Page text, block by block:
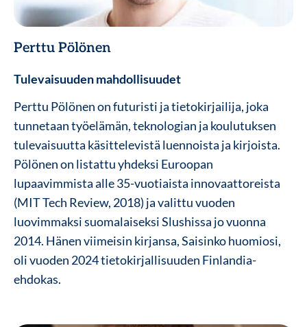
Perttu Pölönen
Tulevaisuuden mahdollisuudet
Perttu Pölönen on futuristi ja tietokirjailija, joka
tunnetaan työelämän, teknologian ja koulutuksen
tulevaisuutta käsittelevistä luennoista ja kirjoista.
Pölönen on listattu yhdeksi Euroopan
lupaavimmista alle 35-vuotiaista innovaattoreista
(MIT Tech Review, 2018) ja valittu vuoden
luovimmaksi suomalaiseksi Slushissa jo vuonna
2014. Hänen viimeisin kirjansa, Saisinko huomiosi,
oli vuoden 2024 tietokirjallisuuden Finlandia-
ehdokas.